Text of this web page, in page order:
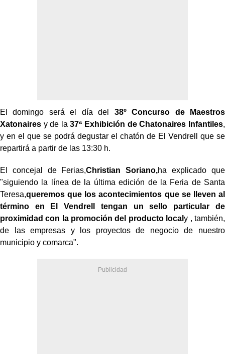
El domingo será el día del 38º Concurso de Maestros
Xatonaires y de la37ª Exhibición de Chatonaires Infantiles,
y en el que se podrá degustar el chatón de El Vendrell que se
repartirá a partir de las 13:30 h.
El concejal de Ferias,Christian Soriano,ha explicado que
"siguiendo la línea de la última edición de la Feria de Santa
Teresa,queremos que los acontecimientos que se lleven al
término en El Vendrell tengan un sello particular de
proximidad con la promoción del producto localy , también,
de las empresas y los proyectos de negocio de nuestro
municipio y comarca".